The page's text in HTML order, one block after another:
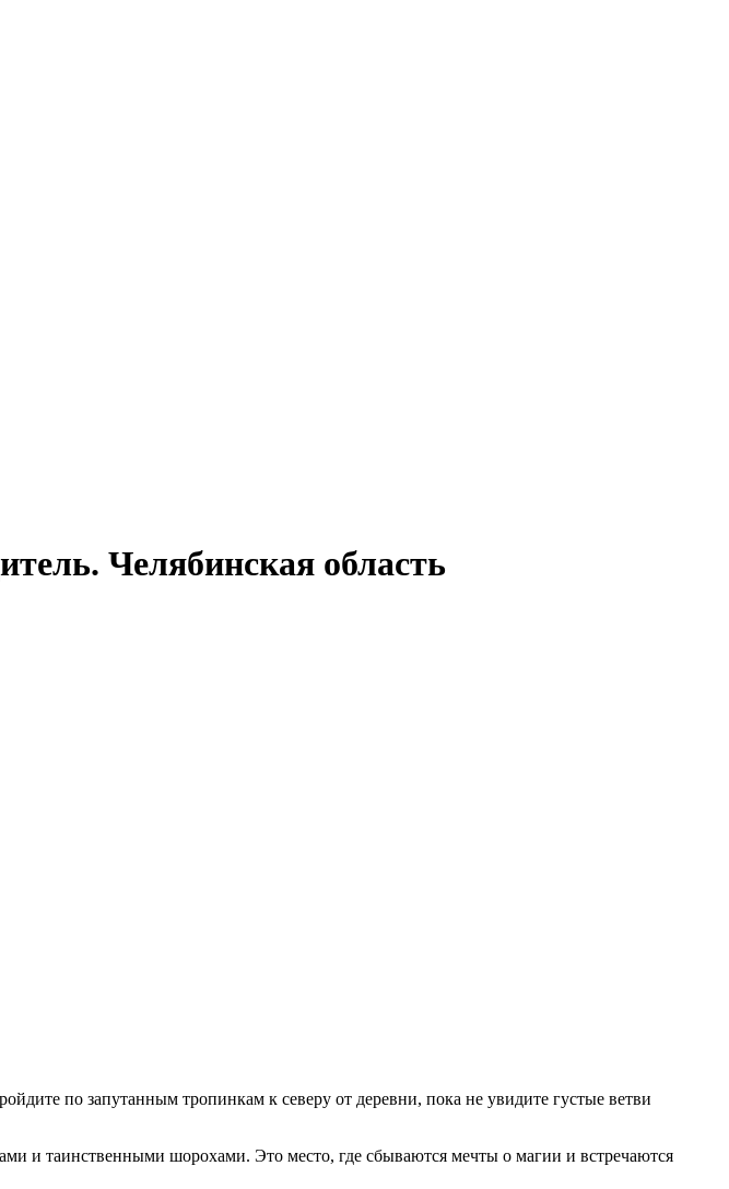
Челябинская область
по запутанным тропинкам к северу от деревни, пока не увидите густые ветви
и таинственными шорохами. Это место, где сбываются мечты о магии и встречаются